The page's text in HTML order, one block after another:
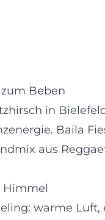
Beben
in
Baila
aus
Himmel
warme